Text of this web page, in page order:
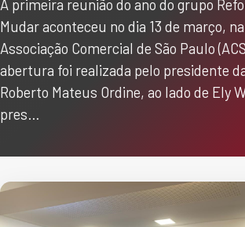
A primeira reunião do ano do grupo
Mudar aconteceu no dia 13 de março,
Associação Comercial de São Paulo
abertura foi realizada pelo presidente
Roberto Mateus Ordine, ao lado de Ely
pres…